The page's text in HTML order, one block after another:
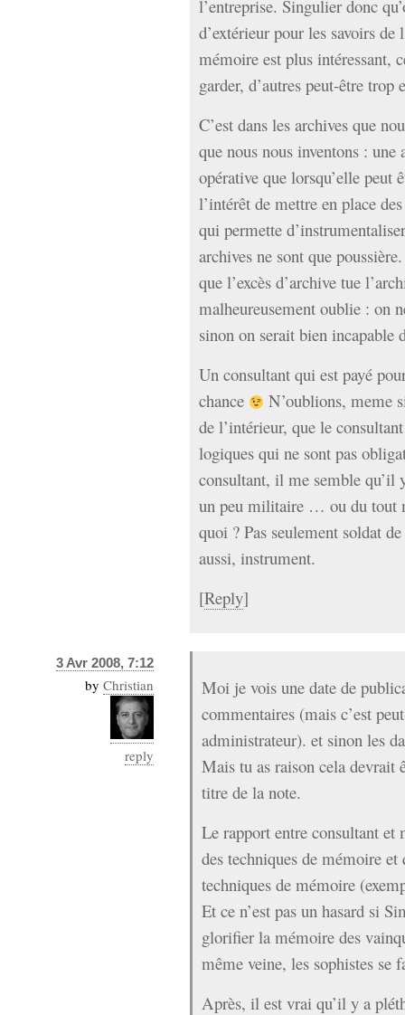
l’entreprise. Singulier donc
d’extérieur pour les savoirs
mémoire est plus intéressant,
garder, d’autres peut-être trop
C’est dans les archives que
que nous nous inventons : une
opérative que lorsqu’elle peut
l’intérêt de mettre en place
qui permette
archives ne sont que
que l’excès d’archive tue
malheureusement oublie : on
sinon on serait bien incapable
Un consultant qui est payé
chance
N’oublions, meme
de l’intérieur, que le
logiques qui ne sont pas
consultant, il me semble
un peu militaire … ou du tout
quoi ? Pas seulement soldat
aussi, instrument.
[Reply]
3 Avr 2008, 7:12
by Christian
reply
Moi je vois une date de
commentaires (mais c’est
administrateur). et sinon les
Mais tu as raison cela devrait
titre de la note.
Le rapport entre consultant et
des techniques de mémoire et
techniques de mémoire
Et ce n’est pas un hasard si
glorifier la mémoire des
même veine, les sophistes se
Après, il est vrai qu’il y a